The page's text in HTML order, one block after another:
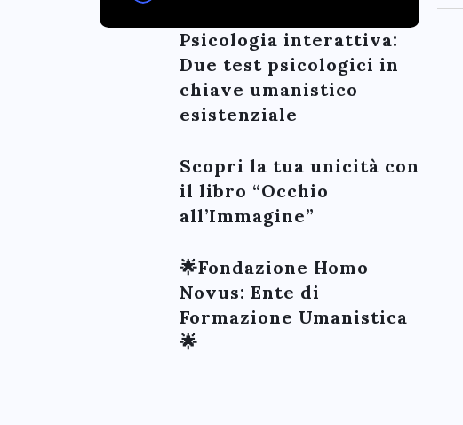
Psicologia interattiva:
Due test psicologici in
chiave umanistico
esistenziale
Scopri la tua unicità con
il libro “Occhio
all’Immagine”
🌟Fondazione Homo
Novus: Ente di
Formazione Umanistica
🌟